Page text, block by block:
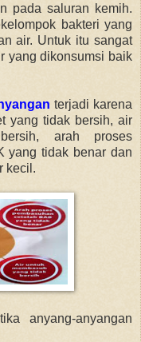
pada saluran kemih.
bakteri yang
air. Untuk itu sangat
yang dikonsumsi baik
terjadi karena
yang tidak bersih, air
arah proses
yang tidak benar dan
kecil.
anyang-anyangan